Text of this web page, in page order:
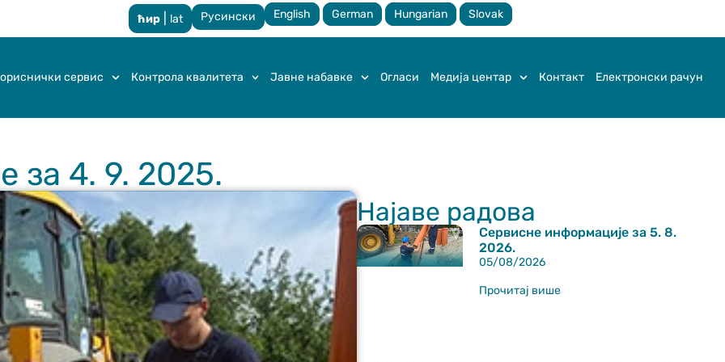
ћир| lat Русински English German Hungarian Slovak
сервис Контрола квалитета Јавне набавке Огласи Медија центар Контакт Електронски рачун
Најаве радова
Сервисне информације за 5. 8.
2026.
05/08/2026
Прочитај више
за 4. 9. 2025.